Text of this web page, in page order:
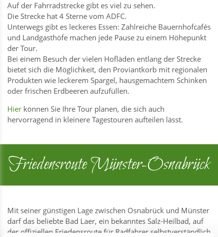
Auf der Fahrradstrecke gibt es viel zu sehen.
Die Strecke hat 4 Sterne vom ADFC.
Unterwegs gibt es leckeres Essen: Zahlreiche Bauernhofcafés
und Landgasthöfe machen jede Pause zu einem Höhepunkt
der Tour.
Bei einem Besuch der vielen Hofläden entlang der Strecke
bietet sich die Möglichkeit, den Proviantkorb mit regionalen
Produkten wie leckerem Spargel, hausgemachtem Schinken
oder frischen Erdbeeren aufzufüllen.
Hier können Sie Ihre Tour planen, die sich auch
hervorragend in kleinere Tagestouren aufteilen lässt.
Friedensroute Münster-Osnabrück
Mit seiner günstigen Lage zwischen Osnabrück und Münster
darf das beliebte Bad Laer, ein bekanntes Salz-Heilbad, auf
der offiziellen Friedensroute für Radfahrer selbstverständlich